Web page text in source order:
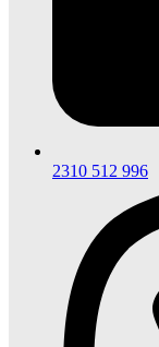
2310 512 996